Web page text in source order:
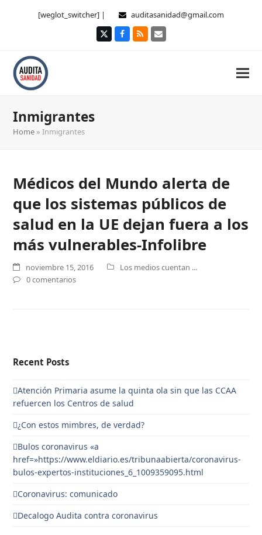
[weglot_switcher] | auditasanidad@gmail.com
TwitterFacebook
RSS Correo
Inmigrantes
Home »Inmigrantes
Médicos del Mundo alerta de
que los sistemas públicos de
salud en la UE dejan fuera a los
más vulnerables-Infolibre
noviembre 15, 2016
Los medios cuentan ...
0 comentarios
Recent Posts
Atención Primaria asume la quinta ola sin que las CCAA
refuercen los Centros de salud
¿Con estos mimbres, de verdad?
Bulos coronavirus «a
href=»https://www.eldiario.es/tribunaabierta/coronavirus-
bulos-expertos-instituciones_6_1009359095.html
Coronavirus: comunicado
Decalogo Audita contra coronavirus